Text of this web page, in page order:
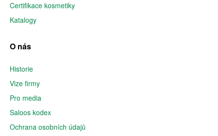
Certifikace kosmetiky
Katalogy
O nás
Historie
Vize firmy
Pro media
Saloos kodex
Ochrana osobních údajů